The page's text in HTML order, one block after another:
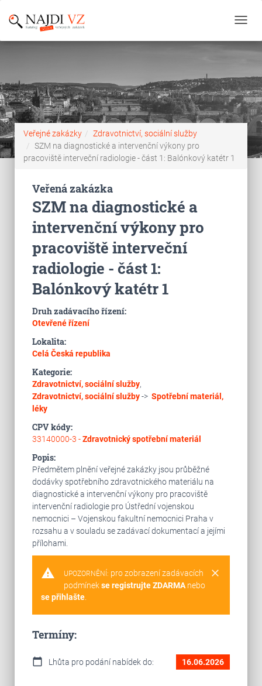
Veřejné zakázky
Zdravotnictví, sociální služby
SZM na diagnostické a intervenční výkony pro
pracoviště interveční radiologie - část 1: Balónkový katétr 1
Veřená zakázka
SZM na diagnostické a
intervenční výkony pro
pracoviště interveční
radiologie - část 1:
Balónkový katétr 1
Druh zadávacího řízení:
Otevřené řízení
Lokalita:
Celá Česká republika
Kategorie:
Zdravotnictví, sociální služby,
Zdravotnictví, sociální služby-> Spotřební materiál,
léky
CPV kódy:
33140000-3 -Zdravotnický spotřební materiál
Popis:
Předmětem plnění veřejné zakázky jsou průběžné
dodávky spotřebního zdravotnického materiálu na
diagnostické a intervenční výkony pro pracoviště
intervenční radiologie pro Ústřední vojenskou
nemocnici – Vojenskou fakultní nemocnici Praha v
rozsahu a v souladu se zadávací dokumentací a jejími
přílohami.
warning clear
UPOZORNĚNÍ: pro zobrazení zadávacích
podmínekse registrujte ZDARMAnebo
se přihlašte.
Termíny:
calendar_today Lhůta pro podání nabídek do: 16.06.2026